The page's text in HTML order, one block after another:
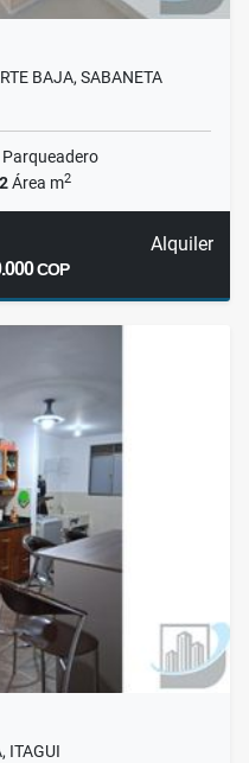
BAJA, SABANETA
Parqueadero
Área m2
Alquiler
COP
ITAGUI